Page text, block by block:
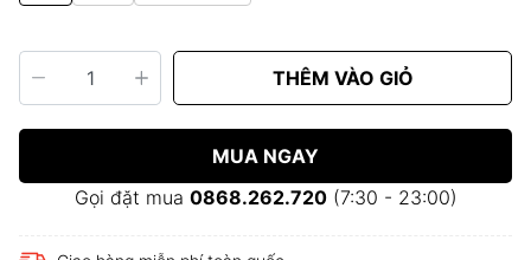
THÊM VÀO GIỎ
MUA NGAY
Gọi đặt mua 0868.262.720(7:30 - 23:00)